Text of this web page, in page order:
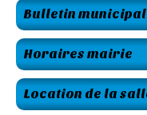
Bulletin municipal
Horaires mairie
Location de la